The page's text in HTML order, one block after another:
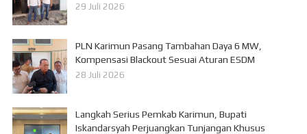
29 Juli 2026
PLN Karimun Pasang Tambahan Daya 6 MW,
Kompensasi Blackout Sesuai Aturan ESDM
28 Juli 2026
Langkah Serius Pemkab Karimun, Bupati
Iskandarsyah Perjuangkan Tunjangan Khusus